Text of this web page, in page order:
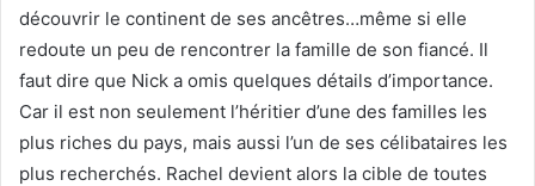
découvrir le continent de ses ancêtres…même si elle
redoute un peu de rencontrer la famille de son fiancé. Il
faut dire que Nick a omis quelques détails d’importance.
Car il est non seulement l’héritier d’une des familles les
plus riches du pays, mais aussi l’un de ses célibataires les
plus recherchés. Rachel devient alors la cible de toutes